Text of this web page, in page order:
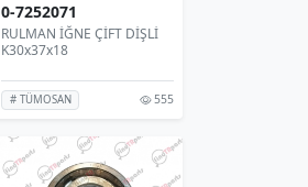
0-7252071
RULMAN İĞNE ÇİFT DİŞLİ
K30x37x18
# TÜMOSAN 555